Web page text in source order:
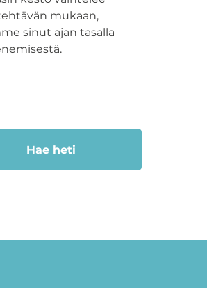
mukaan,
sinut ajan tasalla
Hae heti